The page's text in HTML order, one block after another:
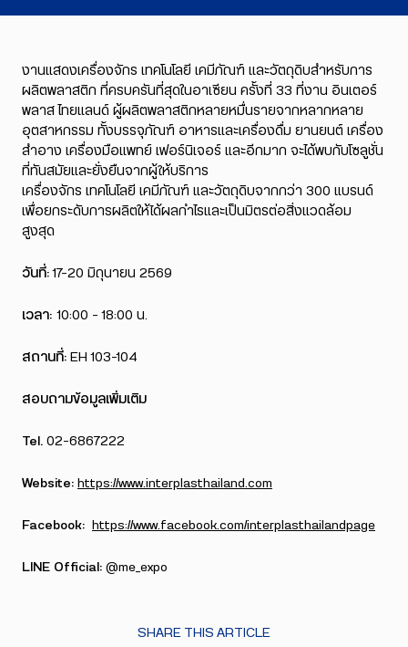
งานแสดงเครื่องจักร เทคโนโลยี เคมีภัณฑ์ และวัตถุดิบสำหรับการ
ผลิตพลาสติก ที่ครบครันที่สุดในอาเซียน ครั้งที่ 33 ที่งาน อินเตอร์
พลาส ไทยแลนด์ ผู้ผลิตพลาสติกหลายหมื่นรายจากหลากหลาย
อุตสาหกรรม ทั้งบรรจุภัณฑ์ อาหารและเครื่องดื่ม ยานยนต์ เครื่อง
สำอาง เครื่องมือแพทย์ เฟอร์นิเจอร์ และอีกมาก จะได้พบกับโซลูชั่น
ที่ทันสมัยและยั่งยืนจากผู้ให้บริการ
เครื่องจักร เทคโนโลยี เคมีภัณฑ์ และวัตถุดิบจากกว่า 300 แบรนด์
เพื่อยกระดับการผลิตให้ได้ผลกำไรและเป็นมิตรต่อสิ่งแวดล้อม
สูงสุด
วันที่: 17-20 มิถุนายน 2569
เวลา:10:00 – 18:00 น.
สถานที่: EH 103-104
สอบถามข้อมูลเพิ่มเติม
Tel. 02-6867222
Website: https://www.interplasthailand.com
Facebook: https://www.facebook.com/interplasthailandpage
LINE Official: @me_expo
SHARE THIS ARTICLE